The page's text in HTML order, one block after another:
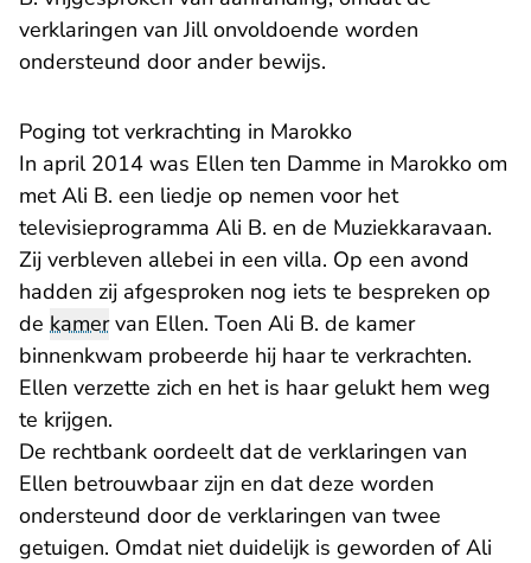
verklaringen van Jill onvoldoende worden
ondersteund door ander bewijs.
Poging tot verkrachting in Marokko
In april 2014 was Ellen ten Damme in Marokko om
met Ali B. een liedje op nemen voor het
televisieprogramma Ali B. en de Muziekkaravaan.
Zij verbleven allebei in een villa. Op een avond
hadden zij afgesproken nog iets te bespreken op
de kamervan Ellen. Toen Ali B. de kamer
binnenkwam probeerde hij haar te verkrachten.
Ellen verzette zich en het is haar gelukt hem weg
te krijgen.
De rechtbank oordeelt dat de verklaringen van
Ellen betrouwbaar zijn en dat deze worden
ondersteund door de verklaringen van twee
getuigen. Omdat niet duidelijk is geworden of Ali